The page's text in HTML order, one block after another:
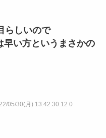
らしいので
早い方というまさかの
05/30(月) 13:42:30.12 0